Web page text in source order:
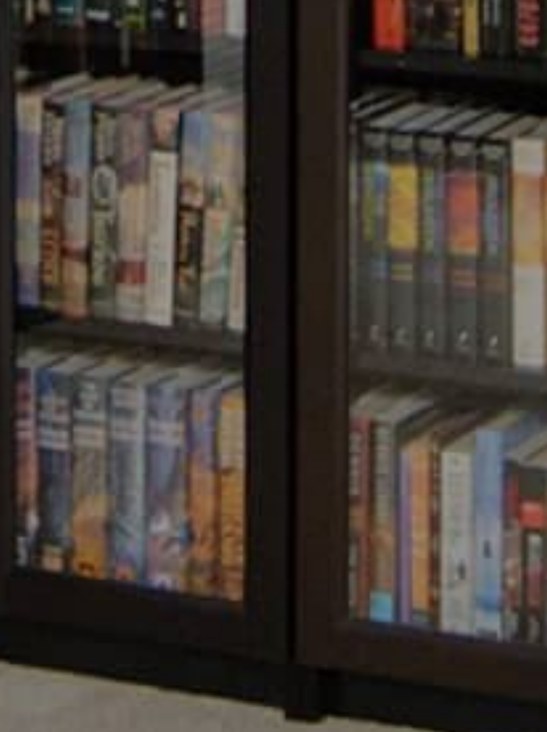
such
Non-
for School,
API
INFORMATION
of legends.
29,332
From the everlasting classics to modern
literature of the future generation.